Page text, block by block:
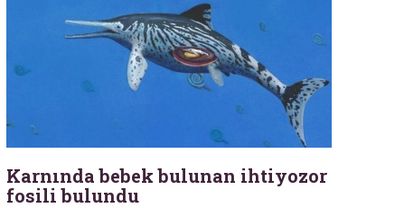
Karnında bebek bulunan ihtiyozor
fosili bulundu